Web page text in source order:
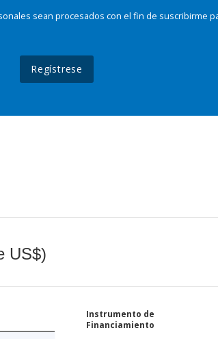
sean procesados con el fin de suscribirme
Regístrese
US$)
Instrumento de
Financiamiento